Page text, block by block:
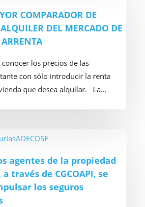
COMPARADOR DE
DEL MERCADO DE
los precios de las
con sólo introducir la renta
que desea alquilar. La…
agentes de la propiedad
través de CGCOAPI, se
los seguros